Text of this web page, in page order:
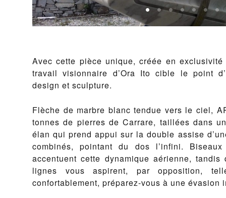
Avec cette pièce unique, créée en
travail visionnaire d’Ora Ito cible le point
design et sculpture.
Flèche de marbre blanc tendue vers le ciel,
tonnes de pierres de Carrare, taillées dans
élan qui prend appui sur la double assise
combinés, pointant du dos l’infini.
accentuent cette dynamique aérienne, tandis
lignes vous aspirent, par opposition,
confortablement, préparez-vous à une évasion